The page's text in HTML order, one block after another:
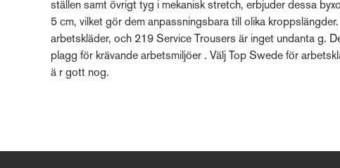
ställen samt övrigt tyg i mekanisk stretch, erbjuder dessa
5 cm, vilket gör dem anpassningsbara till olika
arbetskläder, och 219 Service Trousers är inget undanta g.
plagg för krävande arbetsmiljöer . Välj Top Swede för
ä r gott nog.